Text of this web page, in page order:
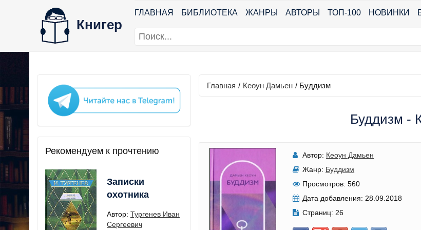
Книгер
ГЛАВНАЯ БИБЛИОТЕКА ЖАНРЫ АВТОРЫ ТОП-100 НОВИНКИ
Рекомендуем к прочтению
Записки
охотника
Автор: Тургенев Иван
Сергеевич
Главная / Кеоун Дамьен / Буддизм
Буддизм -
Автор: Кеоун Дамьен
Жанр: Буддизм
Просмотров: 560
Дата добавления: 28.09.2018
Страниц: 26